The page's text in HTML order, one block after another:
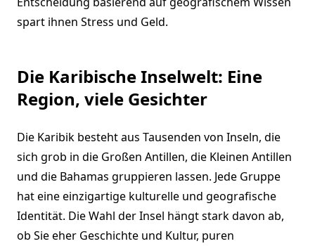
spart ihnen Stress und Geld.
Die Karibische Inselwelt: Eine
Region, viele Gesichter
Die Karibik besteht aus Tausenden von Inseln, die
sich grob in die Großen Antillen, die Kleinen Antillen
und die Bahamas gruppieren lassen. Jede Gruppe
hat eine einzigartige kulturelle und geografische
Identität. Die Wahl der Insel hängt stark davon ab,
ob Sie eher Geschichte und Kultur, puren